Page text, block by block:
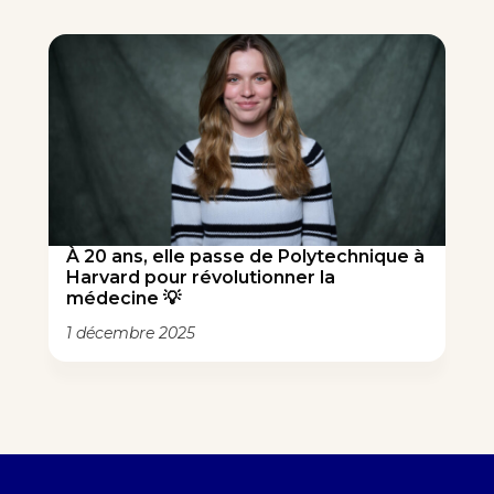
À 20 ans, elle passe de Polytechnique à
Harvard pour révolutionner la
médecine 💡
1 décembre 2025